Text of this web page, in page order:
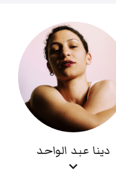
دينا عبد الواحد